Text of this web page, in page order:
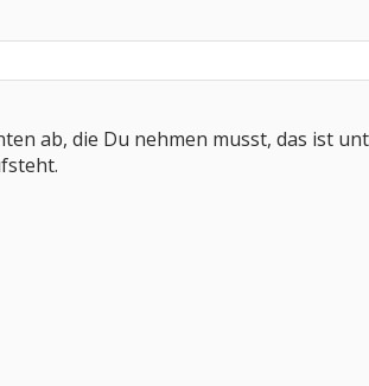
ab, die Du nehmen musst, das ist